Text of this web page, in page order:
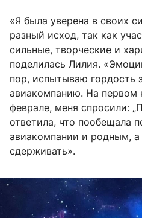
«Я была уверена в своих
разный исход, так как
сильные, творческие и
поделилась Лилия.
пор, испытываю гордость
авиакомпанию. На первом
феврале, меня спросили:
ответила, что пообещала
авиакомпании и родным,
сдерживать».